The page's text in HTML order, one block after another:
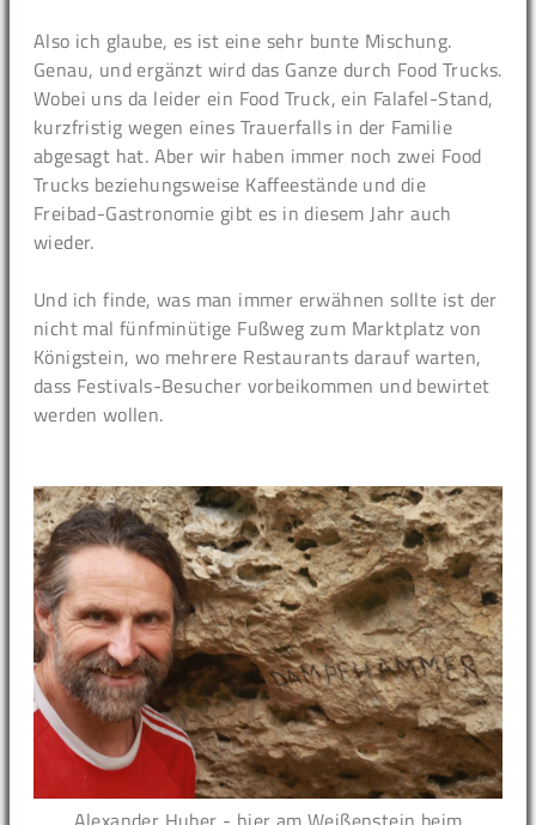
Also ich glaube, es ist eine sehr bunte Mischung.
Genau, und ergänzt wird das Ganze durch Food Trucks.
Wobei uns da leider ein Food Truck, ein Falafel-Stand,
kurzfristig wegen eines Trauerfalls in der Familie
abgesagt hat. Aber wir haben immer noch zwei Food
Trucks beziehungsweise Kaffeestände und die
Freibad-Gastronomie gibt es in diesem Jahr auch
wieder.
Und ich finde, was man immer erwähnen sollte ist der
nicht mal fünfminütige Fußweg zum Marktplatz von
Königstein, wo mehrere Restaurants darauf warten,
dass Festivals-Besucher vorbeikommen und bewirtet
werden wollen.